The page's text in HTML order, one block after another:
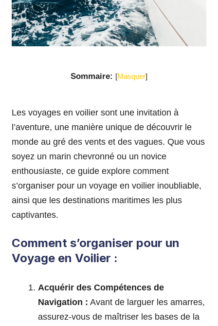
Sommaire: [Masquer]
Les voyages en voilier sont une invitation à
l’aventure, une manière unique de découvrir le
monde au gré des vents et des vagues. Que vous
soyez un marin chevronné ou un novice
enthousiaste, ce guide explore comment
s’organiser pour un voyage en voilier inoubliable,
ainsi que les destinations maritimes les plus
captivantes.
Comment s’organiser pour un
Voyage en Voilier :
Acquérir des Compétences de
Navigation : Avant de larguer les amarres,
assurez-vous de maîtriser les bases de la